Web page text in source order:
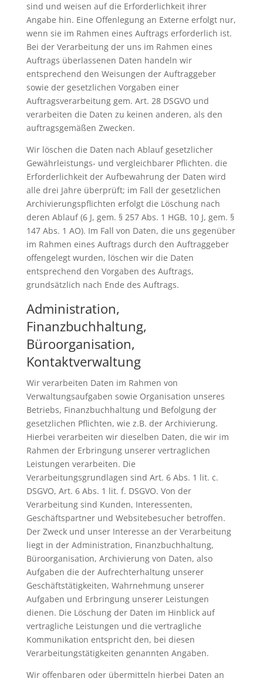
sind und weisen auf die Erforderlichkeit ihrer
Angabe hin. Eine Offenlegung an Externe erfolgt nur,
wenn sie im Rahmen eines Auftrags erforderlich ist.
Bei der Verarbeitung der uns im Rahmen eines
Auftrags überlassenen Daten handeln wir
entsprechend den Weisungen der Auftraggeber
sowie der gesetzlichen Vorgaben einer
Auftragsverarbeitung gem. Art. 28 DSGVO und
verarbeiten die Daten zu keinen anderen, als den
auftragsgemäßen Zwecken.
Wir löschen die Daten nach Ablauf gesetzlicher
Gewährleistungs- und vergleichbarer Pflichten. die
Erforderlichkeit der Aufbewahrung der Daten wird
alle drei Jahre überprüft; im Fall der gesetzlichen
Archivierungspflichten erfolgt die Löschung nach
deren Ablauf (6 J, gem. § 257 Abs. 1 HGB, 10 J, gem. §
147 Abs. 1 AO). Im Fall von Daten, die uns gegenüber
im Rahmen eines Auftrags durch den Auftraggeber
offengelegt wurden, löschen wir die Daten
entsprechend den Vorgaben des Auftrags,
grundsätzlich nach Ende des Auftrags.
Administration,
Finanzbuchhaltung,
Büroorganisation,
Kontaktverwaltung
Wir verarbeiten Daten im Rahmen von
Verwaltungsaufgaben sowie Organisation unseres
Betriebs, Finanzbuchhaltung und Befolgung der
gesetzlichen Pflichten, wie z.B. der Archivierung.
Hierbei verarbeiten wir dieselben Daten, die wir im
Rahmen der Erbringung unserer vertraglichen
Leistungen verarbeiten. Die
Verarbeitungsgrundlagen sind Art. 6 Abs. 1 lit. c.
DSGVO, Art. 6 Abs. 1 lit. f. DSGVO. Von der
Verarbeitung sind Kunden, Interessenten,
Geschäftspartner und Websitebesucher betroffen.
Der Zweck und unser Interesse an der Verarbeitung
liegt in der Administration, Finanzbuchhaltung,
Büroorganisation, Archivierung von Daten, also
Aufgaben die der Aufrechterhaltung unserer
Geschäftstätigkeiten, Wahrnehmung unserer
Aufgaben und Erbringung unserer Leistungen
dienen. Die Löschung der Daten im Hinblick auf
vertragliche Leistungen und die vertragliche
Kommunikation entspricht den, bei diesen
Verarbeitungstätigkeiten genannten Angaben.
Wir offenbaren oder übermitteln hierbei Daten an